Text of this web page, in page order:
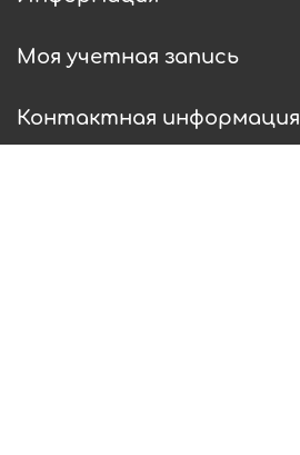
Моя учетная запись
Контактная информация